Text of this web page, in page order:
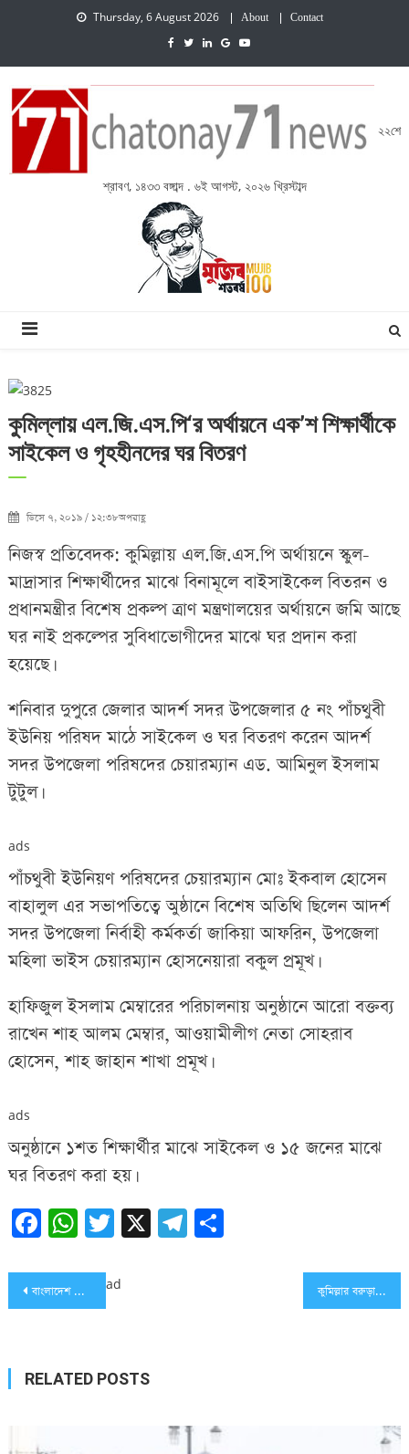
Thursday, 6 August 2026 About Contact
২২শে
শ্রাবণ, ১৪৩৩ বঙ্গাব্দ . ৬ই আগস্ট, ২০২৬ খ্রিস্টাব্দ
কুমিল্লায় এল.জি.এস.পি‘র অর্থায়নে এক’শ শিক্ষার্থীকে
সাইকেল ও গৃহহীনদের ঘর বিতরণ
ডিসে ৭, ২০১৯ / ১২:৩৮অপরাহ্ণ
নিজস্ব প্রতিবেদক: কুমিল্লায় এল.জি.এস.পি অর্থায়নে স্কুল-
মাদ্রাসার শিক্ষার্থীদের মাঝে বিনামূলে বাইসাইকেল বিতরন ও
প্রধানমন্ত্রীর বিশেষ প্রকল্প ত্রাণ মন্ত্রণালয়ের অর্থায়নে জমি আছে
ঘর নাই প্রকল্পের সুবিধাভোগীদের মাঝে ঘর প্রদান করা
হয়েছে।
শনিবার দুপুরে জেলার আদর্শ সদর উপজেলার ৫ নং পাঁচথুবী
ইউনিয় পরিষদ মাঠে সাইকেল ও ঘর বিতরণ করেন আদর্শ
সদর উপজেলা পরিষদের চেয়ারম্যান এড. আমিনুল ইসলাম
টুটুল।
ads
পাঁচথুবী ইউনিয়ণ পরিষদের চেয়ারম্যান মোঃ ইকবাল হোসেন
বাহালুল এর সভাপতিত্বে অুষ্ঠানে বিশেষ অতিথি ছিলেন আদর্শ
সদর উপজেলা নির্বাহী কর্মকর্তা জাকিয়া আফরিন, উপজেলা
মহিলা ভাইস চেয়ারম্যান হোসনেয়ারা বকুল প্রমূখ।
হাফিজুল ইসলাম মেম্বারের পরিচালনায় অনুষ্ঠানে আরো বক্তব্য
রাখেন শাহ আলম মেম্বার, আওয়ামীলীগ নেতা সোহরাব
হোসেন, শাহ জাহান শাখা প্রমূখ।
ads
অনুষ্ঠানে ১শত শিক্ষার্থীর মাঝে সাইকেল ও ১৫ জনের মাঝে
ঘর বিতরণ করা হয়।
Facebook
WhatsApp
Twitter
X Telegram
Share
Post
বাংলাদেশ জাতীয় অন্ধ কল্যাণ সমিতি, কুমিল্লা’র বাজেট অধিবেশন অনুষ্ঠিত কুমিল্লার বরুড়ায় আ.লীগের দুই গ্রুপের সংঘর্ষ; পুলিশসহ আহত ১০, ১৪৪ ধারা জারি!!
ad
RELATED POSTS